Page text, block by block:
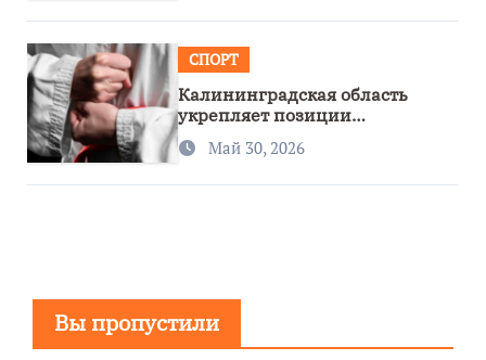
СПОРТ
Калининградская область
укрепляет позиции
спортивного региона
Май 30, 2026
Вы пропустили